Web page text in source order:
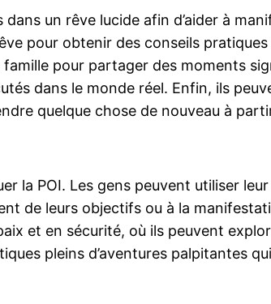
un rêve lucide afin d’aider à
pour obtenir des conseils
pour partager des moments
dans le monde réel. Enfin, ils
quelque chose de nouveau à
la POI. Les gens peuvent utiliser
de leurs objectifs ou à la
et en sécurité, où ils peuvent
pleins d’aventures palpitantes